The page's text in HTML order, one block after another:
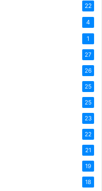
22
4
1
27
26
25
25
23
22
21
19
18